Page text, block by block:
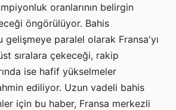
oranlarının belirgin
öngörülüyor. Bahis
gelişmeye paralel olarak Fransa'yı
sıralara çekeceği, rakip
ise hafif yükselmeler
ediliyor. Uzun vadeli bahis
için bu haber, Fransa merkezli